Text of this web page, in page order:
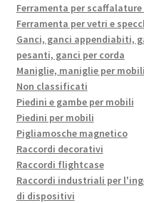
Ferramenta per
Ferramenta per vetri e
Ganci, ganci appendiabiti,
pesanti, ganci per corda
Maniglie, maniglie per
Non classificati
Piedini e gambe per mobili
Piedini per mobili
Pigliamosche magnetico
Raccordi decorativi
Raccordi flightcase
Raccordi industriali per
di dispositivi